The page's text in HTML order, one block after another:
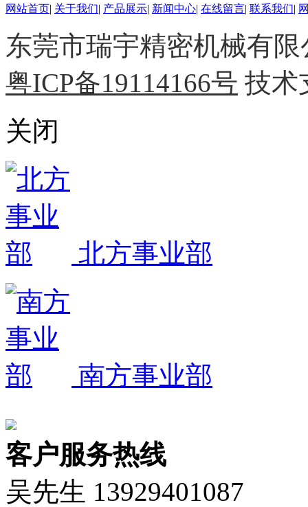
网站首页| 关于我们| 产品展示| 新闻中心| 在线留言| 联系我们|
东莞市瑞宇精密机械有
粤ICP备19114166号 技术
关闭
北方事业部
南方事业部
客户服务热线
吴先生 13929401087